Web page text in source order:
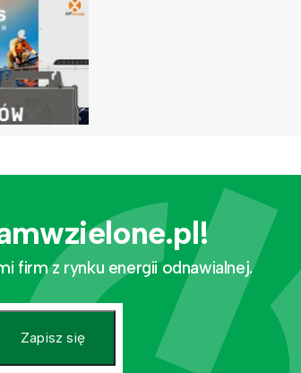
firm z rynku energii odnawialnej.
Zapisz się